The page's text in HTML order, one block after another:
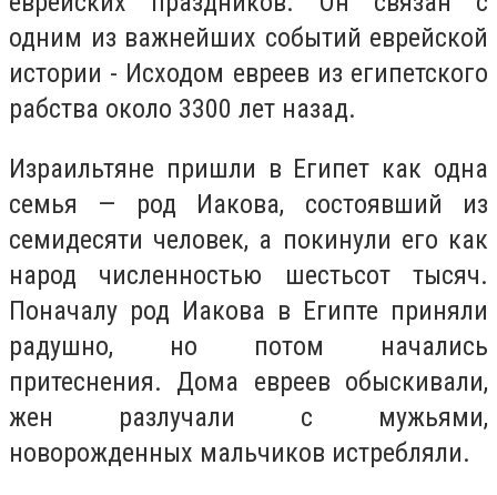
одним из важнейших событий еврейской
истории - Исходом евреев из египетского
рабства около 3300 лет назад.
Израильтяне пришли в Египет как одна
семья — род Иакова, состоявший из
семидесяти человек, а покинули его как
народ численностью шестьсот тысяч.
Поначалу род Иакова в Египте приняли
радушно, но потом начались
притеснения. Дома евреев обыскивали,
жен разлучали с мужьями,
новорожденных мальчиков истребляли.